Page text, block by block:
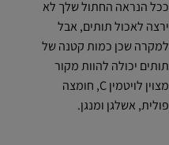
ככל הנראה החתול שלך לא
ירצה לאכול תותים, אבל
למקרה שכן כמות קטנה של
תותים יכולה להוות מקור
מצוין לויטמין C, חומצה
פולית, אשלגן ומנגן.